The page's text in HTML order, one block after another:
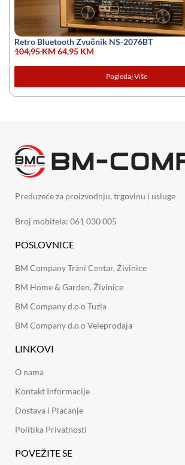
Retro Bluetooth Zvučnik NS-2076BT
104,95KM64,95 KM
Pogledaj Više
Preduzeće za proizvodnju, trgovinu i usluge
Broj mobitela: 061 030 005
POSLOVNICE
BM Company Tržni Centar, Živinice
BM Home & Garden, Živinice
BM Company d.o.o Tuzla
BM Company d.o.o Veleprodaja
LINKOVI
O nama
Kontakt Informacije
Dostava i Plaćanje
Politika Privatnosti
POVEŽITE SE